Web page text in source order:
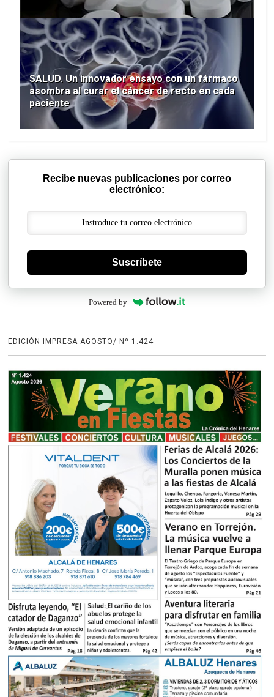
SALUD. Un innovador ensayo con un fármaco
asombra al curar el cáncer de recto en cada
paciente
Recibe nuevas publicaciones por correo
electrónico:
Suscríbete
Powered by
EDICIÓN IMPRESA AGOSTO/ Nº 1.424